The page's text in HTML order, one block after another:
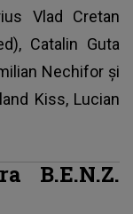
Vlad Cretan
Catalin Guta
Nechifor și
Kiss, Lucian
B.E.N.Z.